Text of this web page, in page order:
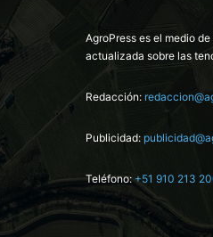
AgroPress es el medio
actualizada sobre las
Redacción:
Publicidad:
Teléfono: +51 910 213